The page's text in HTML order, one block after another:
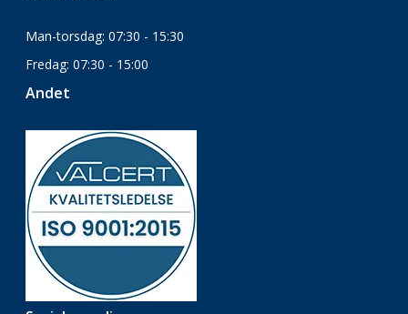
Man-torsdag: 07:30 - 15:30
Fredag: 07:30 - 15:00
Andet